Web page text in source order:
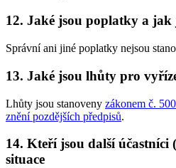
12. Jaké jsou poplatky a jak
Správní ani jiné poplatky nejsou
13. Jaké jsou lhůty pro
Lhůty jsou stanoveny zákonem č.
znění pozdějších předpisů.
14. Kteří jsou další účastníci
situace